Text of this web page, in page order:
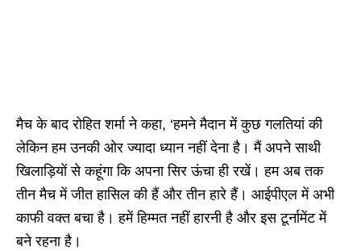
मैच के बाद रोहित शर्मा ने कहा, ‘हमने मैदान में कुछ गलतियां की
लेकिन हम उनकी ओर ज्यादा ध्यान नहीं देना है। मैं अपने साथी
खिलाड़ियों से कहूंगा कि अपना सिर ऊंचा ही रखें। हम अब तक
तीन मैच में जीत हासिल की हैं और तीन हारे हैं। आईपीएल में अभी
काफी वक्त बचा है। हमें हिम्मत नहीं हारनी है और इस टूर्नामेंट में
बने रहना है।